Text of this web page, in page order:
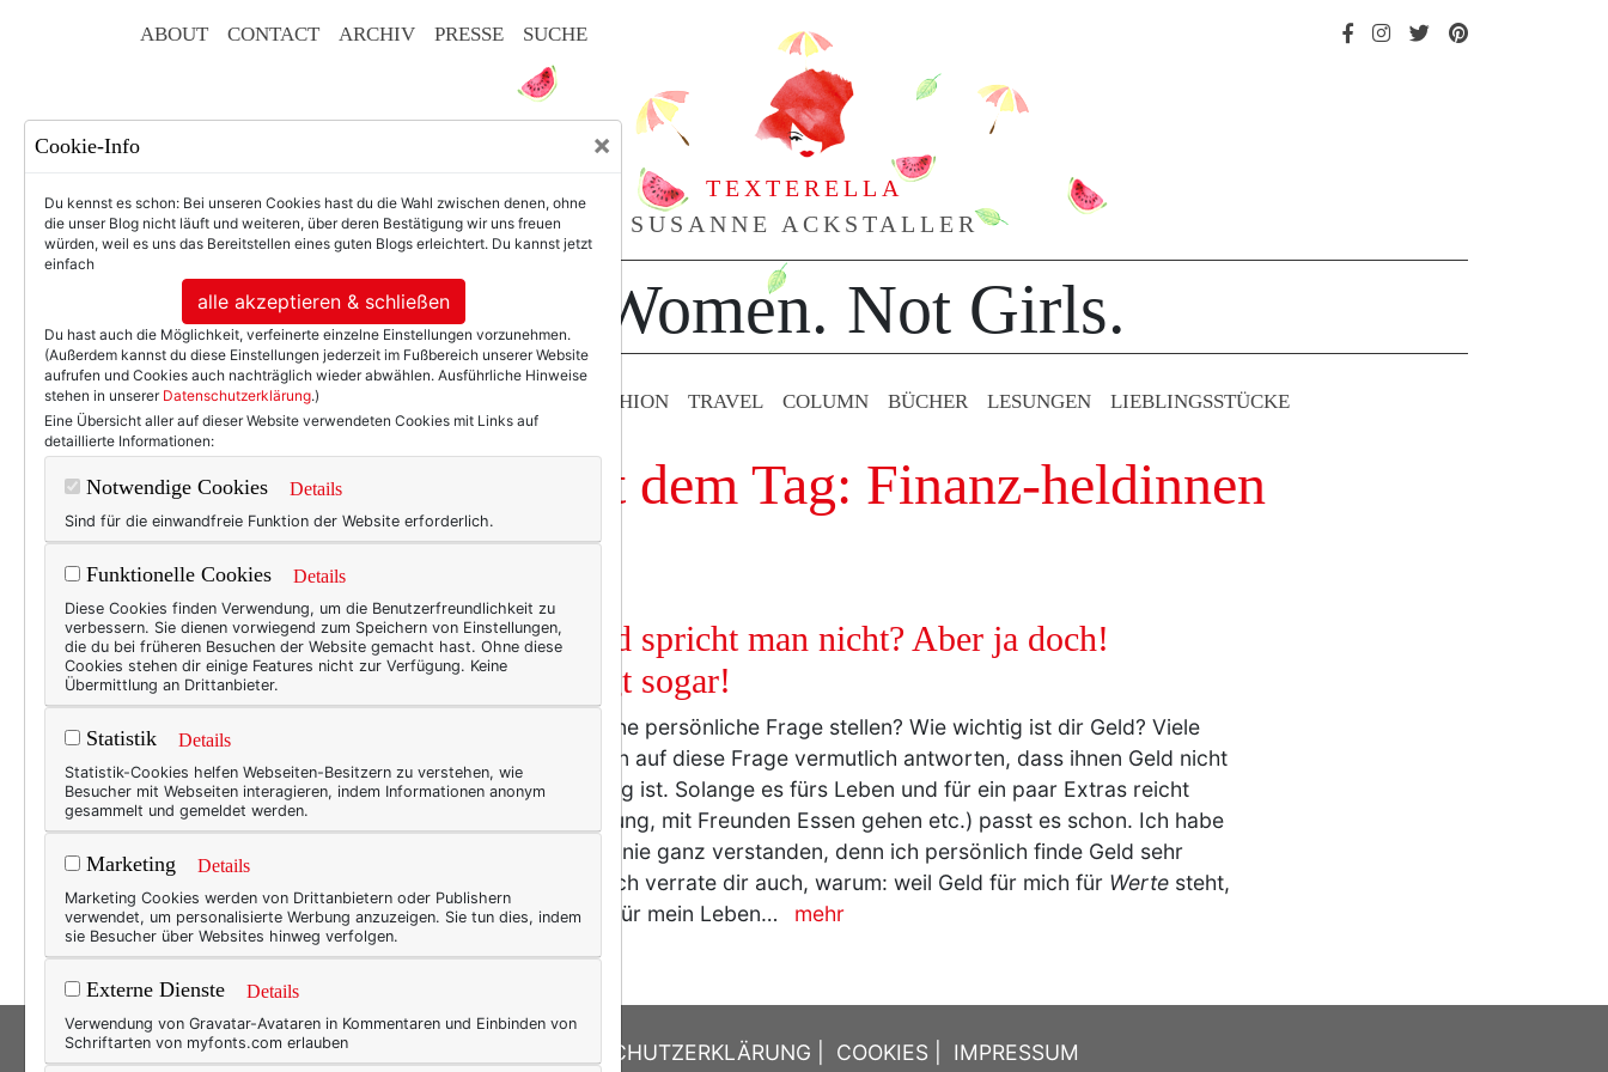
ABOUT CONTACT ARCHIV PRESSE SUCHE
TEXTERELLA
SUSANNE ACKSTALLER
For Women. Not Girls.
BEAUTY & FASHION TRAVEL COLUMN BÜCHER LESUNGEN LIEBLINGS­STÜCKE
Einträge mit dem Tag: Finanz-heldinnen
WERBUNG
Über Geld spricht man nicht? Aber ja doch!
Unbedingt sogar!
Darf ich dir eine persönliche Frage stellen? Wie wichtig ist dir Geld? Viele
Frauen würden auf diese Frage vermutlich antworten, dass ihnen Geld nicht
sooooo wichtig ist. Solange es fürs Leben und für ein paar Extras reicht
(Reisen, Kleidung, mit Freunden Essen gehen etc.) passt es schon. Ich habe
diese Haltung nie ganz verstanden, denn ich persönlich finde Geld sehr
wichtig. Und ich verrate dir auch, warum: weil Geld für mich für Werte steht,
die essentiell für mein Leben…
mehr
DATENSCHUTZERKLÄRUNG COOKIES IMPRESSUM
Cookie-Info ×
Du kennst es schon: Bei unseren Cookies hast du die Wahl zwischen denen, ohne
die unser Blog nicht läuft und weiteren, über deren Bestätigung wir uns freuen
würden, weil es uns das Bereitstellen eines guten Blogs erleichtert. Du kannst jetzt
einfach
alle akzeptieren & schließen
Du hast auch die Möglichkeit, verfeinerte einzelne Einstellungen vorzunehmen.
(Außerdem kannst du diese Einstellungen jederzeit im Fußbereich unserer Website
aufrufen und Cookies auch nachträglich wieder abwählen. Ausführliche Hinweise
stehen in unserer Datenschutzerklärung.)
Eine Übersicht aller auf dieser Website verwendeten Cookies mit Links auf
detaillierte Informationen:
Notwendige Cookies Details
Sind für die einwandfreie Funktion der Website erforderlich.
Funktionelle Cookies Details
Diese Cookies finden Verwendung, um die Benutzerfreundlichkeit zu
verbessern. Sie dienen vorwiegend zum Speichern von Einstellungen,
die du bei früheren Besuchen der Website gemacht hast. Ohne diese
Cookies stehen dir einige Features nicht zur Verfügung. Keine
Übermittlung an Drittanbieter.
Statistik Details
Statistik-Cookies helfen Webseiten-Besitzern zu verstehen, wie
Besucher mit Webseiten interagieren, indem Informationen anonym
gesammelt und gemeldet werden.
Marketing Details
Marketing Cookies werden von Drittanbietern oder Publishern
verwendet, um personalisierte Werbung anzuzeigen. Sie tun dies, indem
sie Besucher über Websites hinweg verfolgen.
Externe Dienste Details
Verwendung von Gravatar-Avataren in Kommentaren und Einbinden von
Schriftarten von myfonts.com erlauben